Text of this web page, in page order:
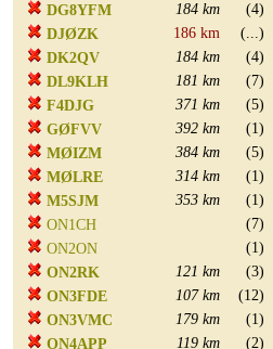
DG8YFM
184 km
(4)
DJØZK
186 km
(...)
DK2QV
184 km
(4)
DL9KLH
181 km
(7)
F4DJG
371 km
(5)
GØFVV
392 km
(1)
MØIZM
384 km
(5)
MØLRE
314 km
(1)
M5SJM
353 km
(1)
ON1CH
(7)
ON2ON
(1)
ON2RK
121 km
(3)
ON3FDE
107 km
(12)
ON3VMC
179 km
(1)
ON4APP
119 km
(2)